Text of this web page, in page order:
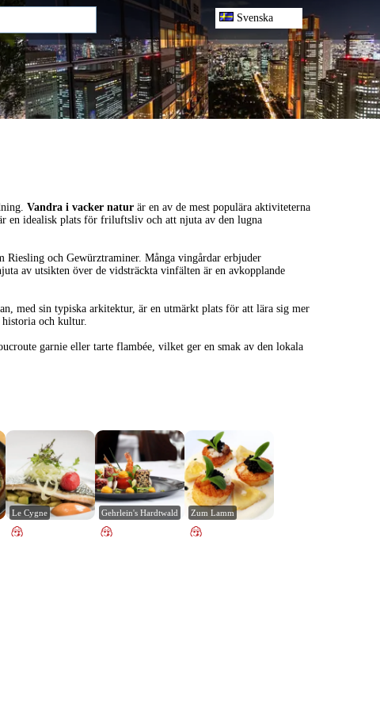
Svenska
Vandra i vacker natur är en av de mest populära aktiviteterna
en idealisk plats för friluftsliv och att njuta av den lugna
Riesling och Gewürztraminer. Många vingårdar erbjuder
av utsikten över de vidsträckta vinfälten är en avkopplande
med sin typiska arkitektur, är en utmärkt plats för att lära sig mer
historia och kultur.
garnie eller tarte flambée, vilket ger en smak av den lokala
Le Cygne Gehrlein's Hardtwald Zum Lamm